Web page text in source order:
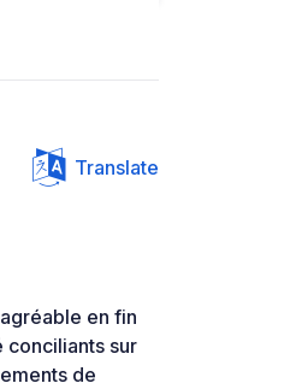
Translate
en fin
conciliants sur
de